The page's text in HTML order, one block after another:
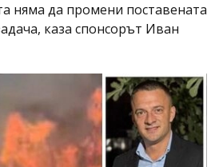
няма да промени поставената
каза спонсорът Иван